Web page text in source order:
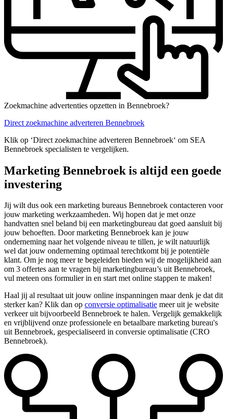
Zoekmachine advertenties opzetten in Bennebroek?
Direct zoekmachine adverteren Bennebroek
Klik op ‘Direct zoekmachine adverteren Bennebroek‘ om SEA
Bennebroek specialisten te vergelijken.
Marketing Bennebroek is altijd een goede
investering
Jij wilt dus ook een marketing bureaus Bennebroek contacteren voor
jouw marketing werkzaamheden. Wij hopen dat je met onze
handvatten snel beland bij een marketingbureau dat goed aansluit bij
jouw behoeften. Door marketing Bennebroek kan je jouw
onderneming naar het volgende niveau te tillen, je wilt natuurlijk
wel dat jouw onderneming optimaal terechtkomt bij je potentiële
klant. Om je nog meer te begeleiden bieden wij de mogelijkheid aan
om 3 offertes aan te vragen bij marketingbureau’s uit Bennebroek,
vul meteen ons formulier in en start met online stappen te maken!
Haal jij al resultaat uit jouw online inspanningen maar denk je dat dit
sterker kan? Klik dan op conversie optimalisatie meer uit je website
verkeer uit bijvoorbeeld Bennebroek te halen. Vergelijk gemakkelijk
en vrijblijvend onze professionele en betaalbare marketing bureau's
uit Bennebroek, gespecialiseerd in conversie optimalisatie (CRO
Bennebroek).